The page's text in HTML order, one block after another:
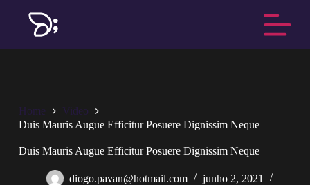
a
o
o
Home
Video
Duis Mauris Augue Efficitur Posuere Dignissim Neque
Duis Mauris Augue Efficitur Posuere Dignissim Neque
diogo.pavan@hotmail.com
junho 2, 2021